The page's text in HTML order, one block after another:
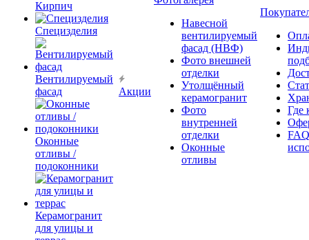
Кирпич
Специзделия
Вентилируемый
фасад
Оконные
отливы /
подоконники
Керамогранит
для улицы и
Акции
Навесной
вентилируемый
фасад (НВФ)
Фото внешней
отделки
Утолщённый
керамогранит
Фото
внутренней
отделки
Оконные
отливы
Где